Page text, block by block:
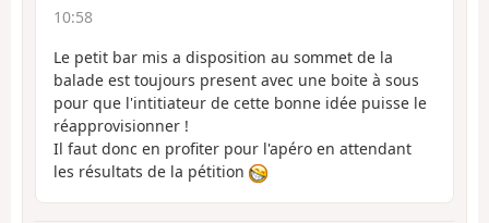
10:58
Le petit bar mis a disposition au sommet de la
balade est toujours present avec une boite à sous
pour que l'intitiateur de cette bonne idée puisse le
réapprovisionner !
Il faut donc en profiter pour l'apéro en attendant
les résultats de la pétition